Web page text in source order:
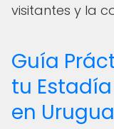
visitantes y la
Guía
tu
en